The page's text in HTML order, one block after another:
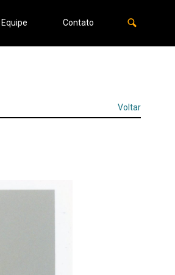
Equipe Contato
Voltar